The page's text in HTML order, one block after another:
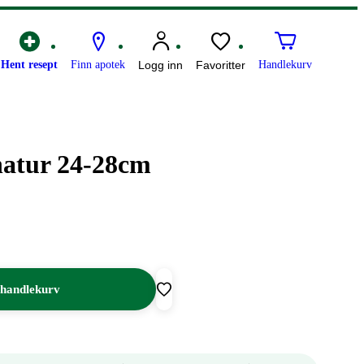
Hent resept Finn apotek Logg inn Favoritter Handlekurv
24-28cm